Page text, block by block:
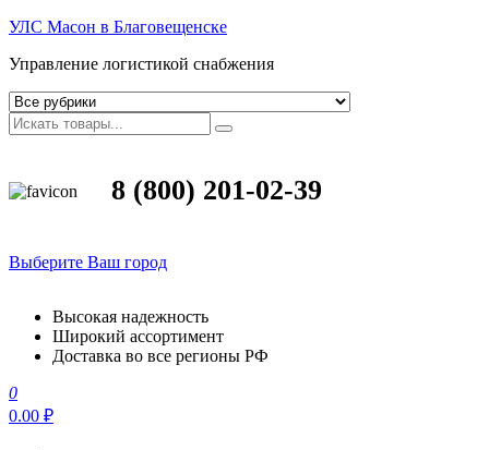
УЛС Масон в Благовещенске
Управление логистикой снабжения
8 (800) 201-02-39
Выберите Ваш город
Высокая надежность
Широкий ассортимент
Доставка во все регионы РФ
0
0.00 ₽